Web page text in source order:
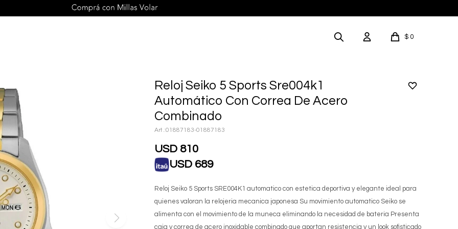
$ 0
Reloj Seiko 5 Sports Sre004k1
Automático Con Correa De Acero
Combinado
01887183-01887183
USD 810
USD 689
Reloj Seiko 5 Sports SRE004K1 automatico con estetica deportiva y elegante ideal para
quienes valoran la relojeria mecanica japonesa Su movimiento automatico Seiko se
alimenta con el movimiento de la muneca eliminando la necesidad de bateria Presenta
caja y correa de acero inoxidable combinado que aportan resistencia y un look sofisticado